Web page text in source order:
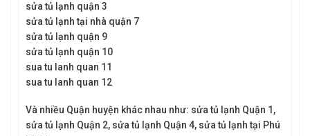
sửa tủ lạnh quận 3
sửa tủ lạnh tại nhà quận 7
sửa tủ lạnh quận 9
sửa tủ lạnh quận 10
sua tu lanh quan 11
sua tu lanh quan 12
Và nhiều Quận huyện khác nhau như: sửa tủ lạnh Quận 1,
sửa tủ lạnh Quận 2, sửa tủ lạnh Quận 4, sửa tủ lạnh tại Phú